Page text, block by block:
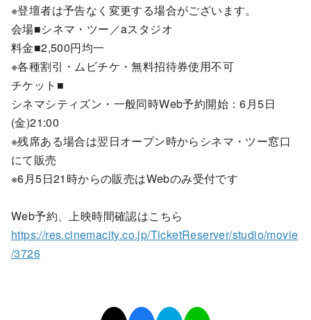
※登壇者は予告なく変更する場合がございます。
会場■シネマ・ツー／aスタジオ
料金■2,500円均一
※各種割引・ムビチケ・無料招待券使用不可
チケット■
シネマシティズン・一般同時Web予約開始：6月5日
(金)21:00
※残席ある場合は翌日オープン時からシネマ・ツー窓口
にて販売
※6月5日21時からの販売はWebのみ受付です
Web予約、上映時間確認はこちら
https://res.cinemacity.co.jp/TicketReserver/studio/movie
/3726